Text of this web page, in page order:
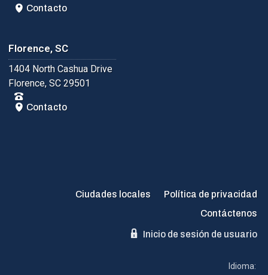
Contacto
Florence, SC
1404 North Cashua Drive
Florence, SC 29501
Contacto
Ciudades locales
Política de privacidad
Contáctenos
Inicio de sesión de usuario
Idioma: